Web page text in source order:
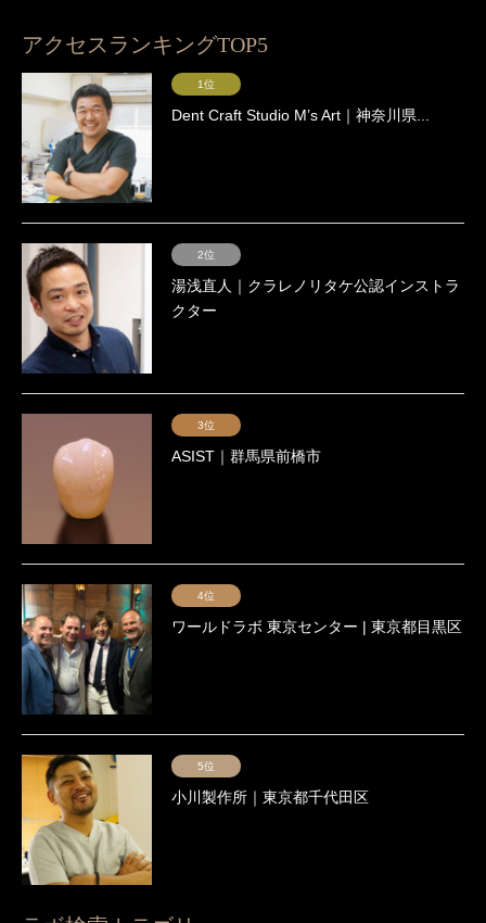
アクセスランキングTOP5
1位
Dent Craft Studio Mʼs Art｜神奈川県...
2位
湯浅直人｜クラレノリタケ公認インストラ
クター
3位
ASIST｜群馬県前橋市
4位
ワールドラボ 東京センター | 東京都目黒区
5位
小川製作所｜東京都千代田区